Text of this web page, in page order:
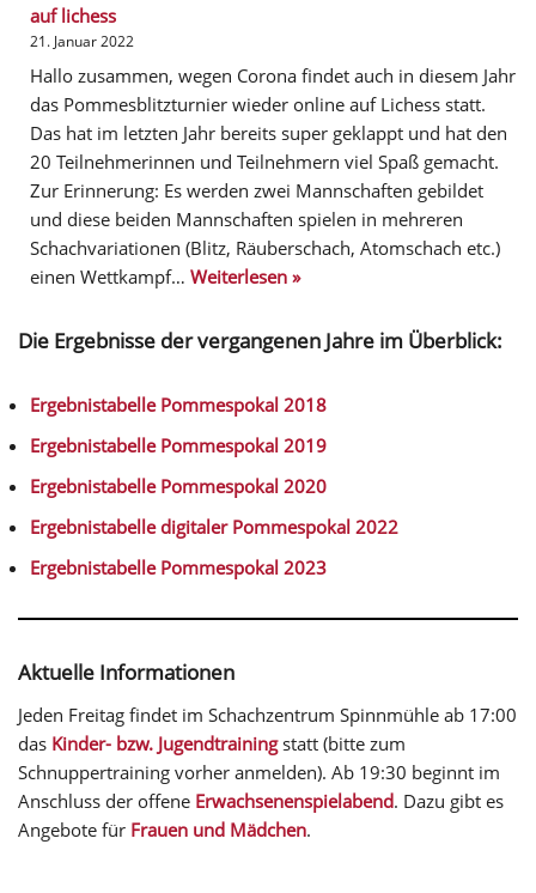
auf lichess
21. Januar 2022
Hallo zusammen, wegen Corona findet auch in diesem Jahr
das Pommesblitzturnier wieder online auf Lichess statt.
Das hat im letzten Jahr bereits super geklappt und hat den
20 Teilnehmerinnen und Teilnehmern viel Spaß gemacht.
Zur Erinnerung: Es werden zwei Mannschaften gebildet
und diese beiden Mannschaften spielen in mehreren
Schachvariationen (Blitz, Räuberschach, Atomschach etc.)
einen Wettkampf… Weiterlesen »
Die Ergebnisse der vergangenen Jahre im Überblick:
Ergebnistabelle Pommespokal 2018
Ergebnistabelle Pommespokal 2019
Ergebnistabelle Pommespokal 2020
Ergebnistabelle digitaler Pommespokal 2022
Ergebnistabelle Pommespokal 2023
Aktuelle Informationen
Jeden Freitag findet im Schachzentrum Spinnmühle ab 17:00
das Kinder- bzw. Jugendtrainingstatt (bitte zum
Schnuppertraining vorher anmelden). Ab 19:30 beginnt im
Anschluss der offene Erwachsenenspielabend. Dazu gibt es
Angebote für Frauen und Mädchen.